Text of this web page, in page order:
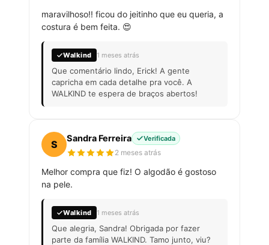
maravilhoso!! ficou do jeitinho que eu queria, a
costura é bem feita. 😍
Walkind 1 meses atrás
Que comentário lindo, Erick! A gente
capricha em cada detalhe pra você. A
WALKIND te espera de braços abertos!
S
Sandra Ferreira Verificada
2 meses atrás
Melhor compra que fiz! O algodão é gostoso
na pele.
Walkind 1 meses atrás
Que alegria, Sandra! Obrigada por fazer
parte da família WALKIND. Tamo junto, viu?